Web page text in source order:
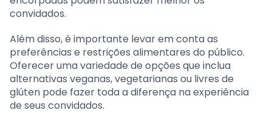
convidados.
Além disso, é importante levar em conta as
preferências e restrições alimentares do público.
Oferecer uma variedade de opções que inclua
alternativas veganas, vegetarianas ou livres de
glúten pode fazer toda a diferença na experiência
de seus convidados.